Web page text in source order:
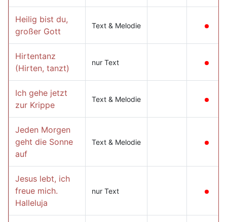
Heilig bist du,
großer Gott
Text & Melodie
Hirtentanz
(Hirten, tanzt)
nur Text
Ich gehe jetzt
zur Krippe
Text & Melodie
Jeden Morgen
geht die Sonne
auf
Text & Melodie
Jesus lebt, ich
freue mich.
Halleluja
nur Text